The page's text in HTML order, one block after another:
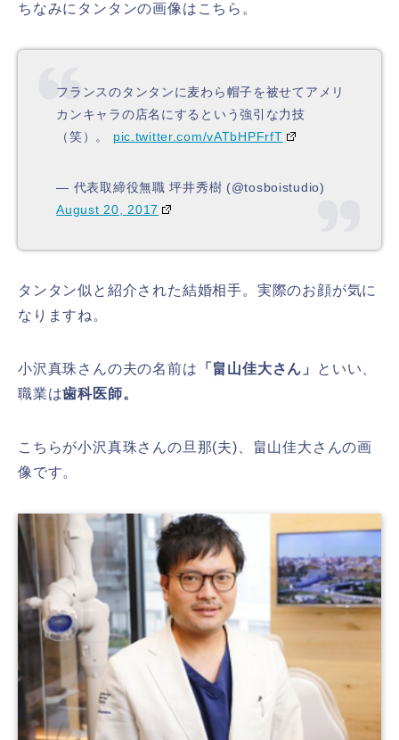
ちなみにタンタンの画像はこちら。
フランスのタンタンに麦わら帽子を被せてアメリ
カンキャラの店名にするという強引な力技
（笑）。 pic.twitter.com/vATbHPFrfT
— 代表取締役無職 坪井秀樹 (@tosboistudio)
August 20, 2017
タンタン似と紹介された結婚相手。実際のお顔が気に
なりますね。
小沢真珠さんの夫の名前は 「畠山佳大さん」
といい、
職業は歯科医師。
こちらが小沢真珠さんの旦那(夫)、畠山佳大さんの画
像です。